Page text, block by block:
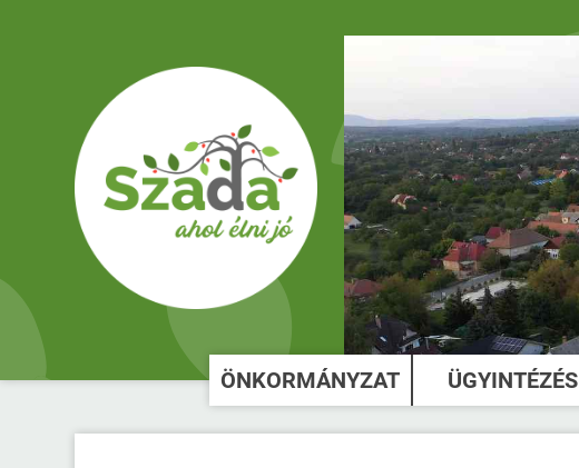
ÖNKORMÁNYZAT ÜGYINTÉZÉS